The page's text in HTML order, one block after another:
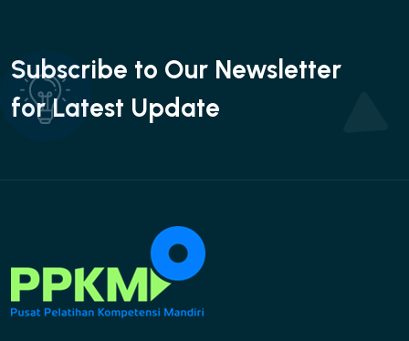
Subscribe to Our Newsletter
for Latest Update